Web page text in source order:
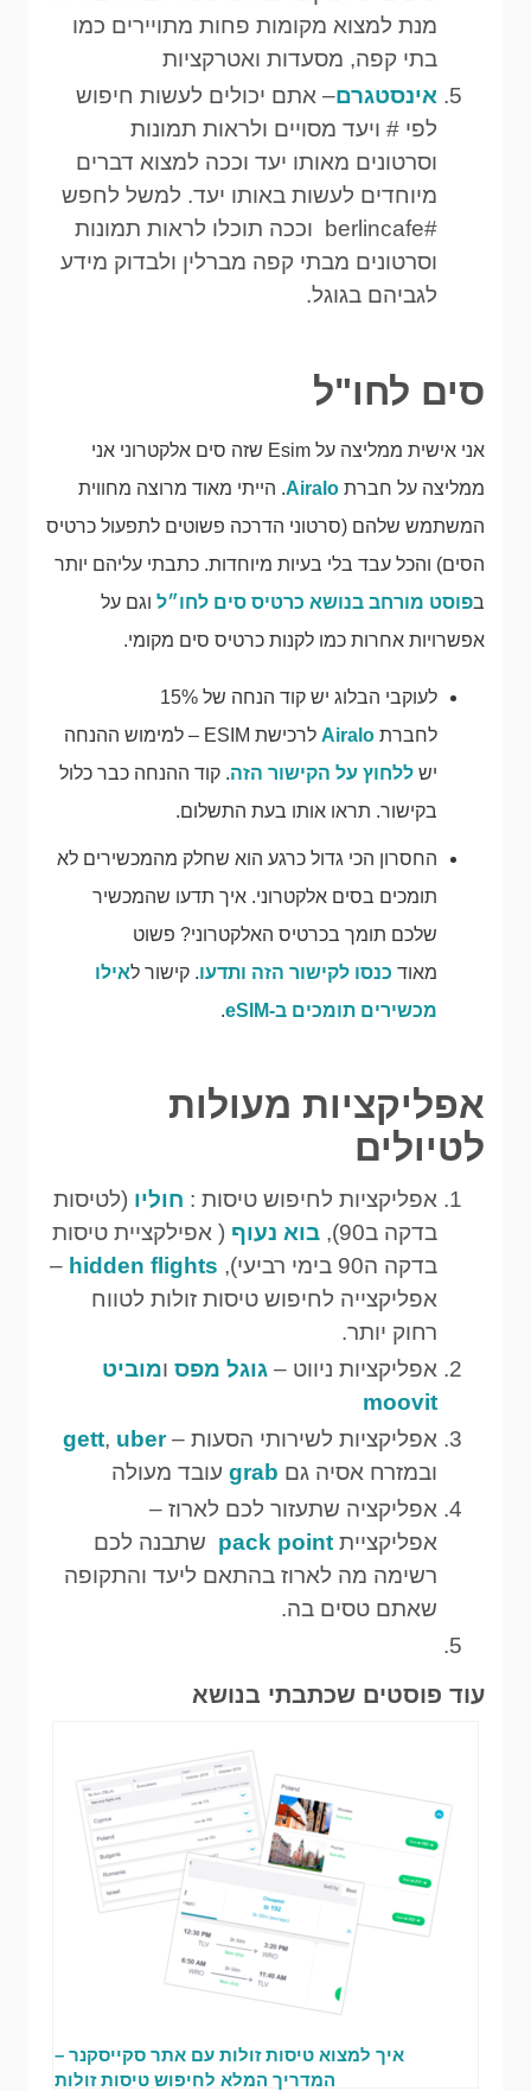
מנת למצוא מקומות פחות מתויירים כמו
בתי קפה, מסעדות ואטרקציות
אינסטגרם– אתם יכולים לעשות חיפוש
לפי # ויעד מסויים ולראות תמונות
וסרטונים מאותו יעד וככה למצוא דברים
מיוחדים לעשות באותו יעד. למשל לחפש
#berlincafe וככה תוכלו לראות תמונות
וסרטונים מבתי קפה מברלין ולבדוק מידע
לגביהם בגוגל.
סים לחו"ל
אני אישית ממליצה על Esim שזה סים אלקטרוני אני
ממליצה על חברת Airalo. הייתי מאוד מרוצה מחווית
המשתמש שלהם (סרטוני הדרכה פשוטים לתפעול כרטיס
הסים) והכל עבד בלי בעיות מיוחדות. כתבתי עליהם יותר
בפוסט מורחב בנושא כרטיס סים לחו״ל וגם על
אפשרויות אחרות כמו לקנות כרטיס סים מקומי.
לעוקבי הבלוג יש קוד הנחה של 15%
לחברת Airalo
לרכישת ESIM – למימוש ההנחה
יש ללחוץ על הקישור הזה. קוד ההנחה כבר כלול
בקישור. תראו אותו בעת התשלום.
החסרון הכי גדול כרגע הוא שחלק מהמכשירים לא
תומכים בסים אלקטרוני. איך תדעו שהמכשיר
שלכם תומך בכרטיס האלקטרוני? פשוט
מאוד כנסו לקישור הזה ותדעו. קישור לאילו
מכשירים תומכים ב-eSIM
.
אפליקציות מעולות
לטיולים
אפליקציות לחיפוש טיסות : חוליו (לטיסות
בדקה ב90),
בוא נעוף ( אפילקציית טיסות
בדקה ה90 בימי רביעי),
hidden flights
–
אפליקצייה לחיפוש טיסות זולות לטווח
רחוק יותר.
אפליקציות ניווט – גוגל מפס ומוביט
moovit
אפליקציות לשירותי הסעות –
gett, uber
ובמזרח אסיה גם grab עובד מעולה
אפליקציה שתעזור לכם לארוז –
אפליקציית
שתבנה לכם
רשימה מה לארוז בהתאם ליעד והתקופה
שאתם טסים בה.
עוד פוסטים שכתבתי בנושא
איך למצוא טיסות זולות עם אתר סקייסקנר –
המדריך המלא לחיפוש טיסות זולות